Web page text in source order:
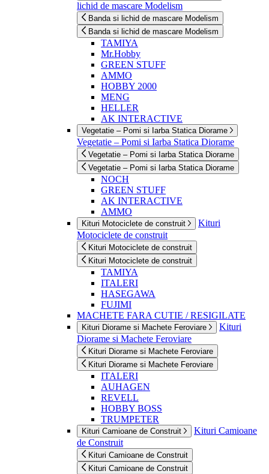
lichid de mascare Modelism
Banda si lichid de mascare Modelism
Banda si lichid de mascare Modelism
TAMIYA
Mr.Hobby
GREEN STUFF
AMMO
HOBBY 2000
MENG
HELLER
AK INTERACTIVE
Vegetatie – Pomi si Iarba Statica Diorame
Vegetatie – Pomi si Iarba Statica Diorame
Vegetatie – Pomi si Iarba Statica Diorame
Vegetatie – Pomi si Iarba Statica Diorame
NOCH
GREEN STUFF
AK INTERACTIVE
AMMO
Kituri Motociclete de construit
Kituri
Motociclete de construit
Kituri Motociclete de construit
Kituri Motociclete de construit
TAMIYA
ITALERI
HASEGAWA
FUJIMI
MACHETE FARA CUTIE / RESIGILATE
Kituri Diorame si Machete Feroviare
Kituri
Diorame si Machete Feroviare
Kituri Diorame si Machete Feroviare
Kituri Diorame si Machete Feroviare
ITALERI
AUHAGEN
REVELL
HOBBY BOSS
TRUMPETER
Kituri Camioane de Construit
Kituri Camioane
de Construit
Kituri Camioane de Construit
Kituri Camioane de Construit